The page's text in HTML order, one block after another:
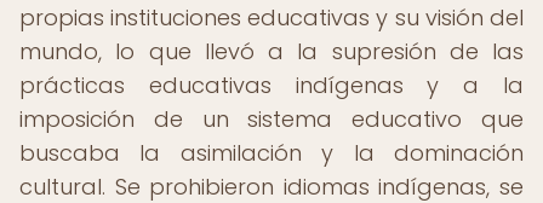
propias instituciones educativas y su visión del
mundo, lo que llevó a la supresión de las
prácticas educativas indígenas y a la
imposición de un sistema educativo que
buscaba la asimilación y la dominación
cultural. Se prohibieron idiomas indígenas, se